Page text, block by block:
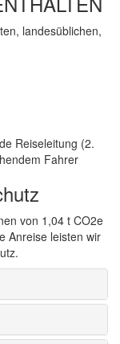
landesüblichen,
Reiseleitung (2.
Fahrer
von 1,04 t CO2e
Anreise leisten wir